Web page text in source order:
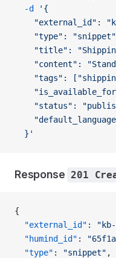
  -d
'{
"external_id":
"type":
"title":
"content":
"tags":
"status":
  }'
Response 201
{
  "external_id"
:
  "humind_id"
:
  "type"
: "snippet" ,